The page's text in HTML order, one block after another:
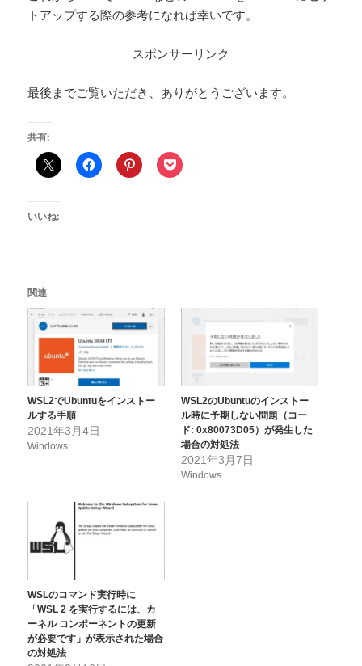
トアップする際の参考になれば幸いです。
スポンサーリンク
最後までご覧いただき、ありがとうございます。
共有:
いいね:
関連
WSL2でUbuntuをインストー
ルする手順
2021年3月4日
Windows
WSL2のUbuntuのインストー
ル時に予期しない問題（コー
ド: 0x80073D05）が発生した
場合の対処法
2021年3月7日
Windows
WSLのコマンド実行時に
「WSL 2 を実行するには、カ
ーネル コンポーネントの更新
が必要です」が表示された場合
の対処法